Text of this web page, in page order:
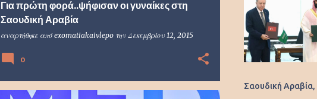
Για πρώτη φορά..ψήφισαν οι γυναίκες στη
Σαουδική Αραβία
αναρτήθηκε από exomatiakaivlepo την Δεκεμβρίου 12, 2015
0
Σαουδική Αραβία,